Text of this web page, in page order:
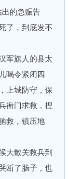
的急赈告
了，到底发不
军旗人的县太
喝令紧闭四
上城防守，保
衙门求救，捏
救，镇压地
散关救兵到
断了肠子，也